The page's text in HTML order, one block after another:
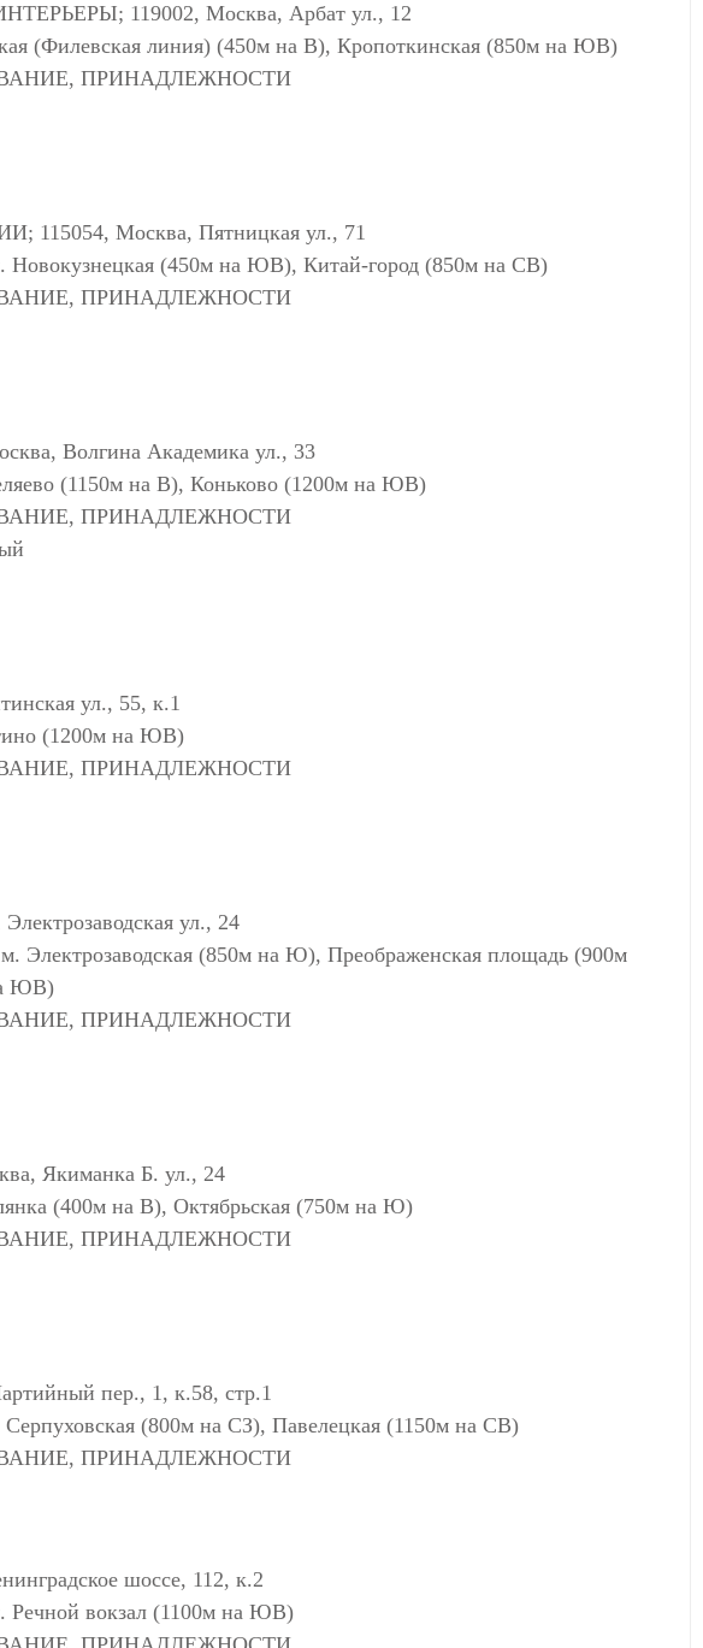
119002, Москва, Арбат ул., 12
(Филевская линия) (450м на В), Кропоткинская (850м на ЮВ)
ПРИНАДЛЕЖНОСТИ
Москва, Пятницкая ул., 71
Новокузнецкая (450м на ЮВ), Китай-город (850м на СВ)
ПРИНАДЛЕЖНОСТИ
Волгина Академика ул., 33
(1150м на В), Коньково (1200м на ЮВ)
ПРИНАДЛЕЖНОСТИ
ул., 55, к.1
(1200м на ЮВ)
ПРИНАДЛЕЖНОСТИ
ул., 24
Электрозаводская (850м на Ю), Преображенская площадь (900м
ЮВ)
ПРИНАДЛЕЖНОСТИ
Якиманка Б. ул., 24
(400м на В), Октябрьская (750м на Ю)
ПРИНАДЛЕЖНОСТИ
пер., 1, к.58, стр.1
(800м на СЗ), Павелецкая (1150м на СВ)
ПРИНАДЛЕЖНОСТИ
шоссе, 112, к.2
вокзал (1100м на ЮВ)